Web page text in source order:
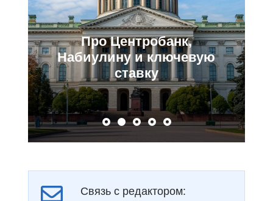
Про Центробанк,
Набиулину и ключевую
ставку
Связь с редактором: